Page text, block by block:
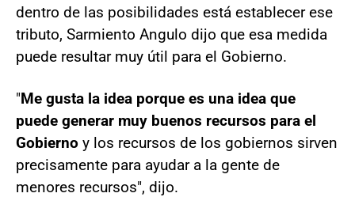
dentro de las posibilidades está establecer ese
tributo, Sarmiento Angulo dijo que esa medida
puede resultar muy útil para el Gobierno.
"Me gusta la idea porque es una idea que
puede generar muy buenos recursos para el
Gobierno y los recursos de los gobiernos sirven
precisamente para ayudar a la gente de
menores recursos", dijo.